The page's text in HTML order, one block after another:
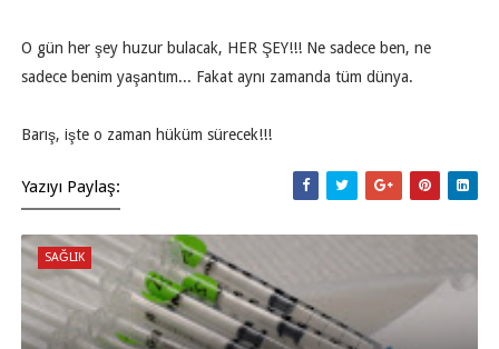
O gün her şey huzur bulacak, HER ŞEY!!! Ne sadece ben, ne
sadece benim yaşantım... Fakat aynı zamanda tüm dünya.
Barış, işte o zaman hüküm sürecek!!!
Yazıyı Paylaş:
SAĞLIK